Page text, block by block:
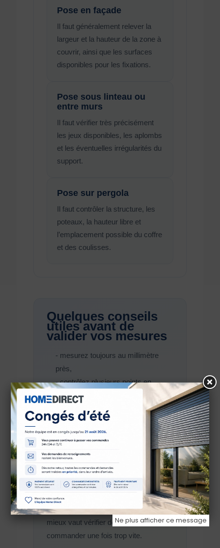
Pose en façade
Il faut généralement relever la
largeur et la hauteur de la zone à
couvrir, ainsi que les surfaces
disponibles pour les fixations.
Pose sous linteau ou
entre murs
Il faut vérifier très précisément
les jeux disponibles, les aplombs
et les éventuelles irrégularités du
support.
Pose sur pergola
Il faut contrôler la structure, les
poteaux, la hauteur libre et
l’emplacement possible du coffre
et des coulisses.
Quelques conseils
utiles avant de
valider vos mesures
- mesurez toujours au millimètre
près,
- contrôlez plusieurs points en
largeur et en hauteur,
- vérifiez que les supports sont
droits et solides,
- repérez les obstacles proches,
- notez le type de pose envisagé,
- prenez des photos pour faciliter la
validation du projet.
Lorsque le support présente des
irrégularités ou un doute technique,
mieux vaut vérifier deux fois que
commander une fois trop vite.
Ne plus afficher ce message